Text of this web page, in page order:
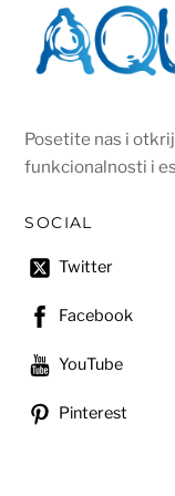
Posetite nas i
funkcionalnosti i
SOCIAL
Twitter
Facebook
YouTube
Pinterest